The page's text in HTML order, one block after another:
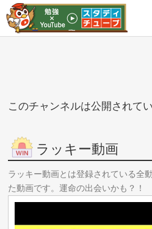
このチャンネルは公開されてい
ラッキー動画
ラッキー動画とは登録されている全
た動画です。運命の出会いかも？！